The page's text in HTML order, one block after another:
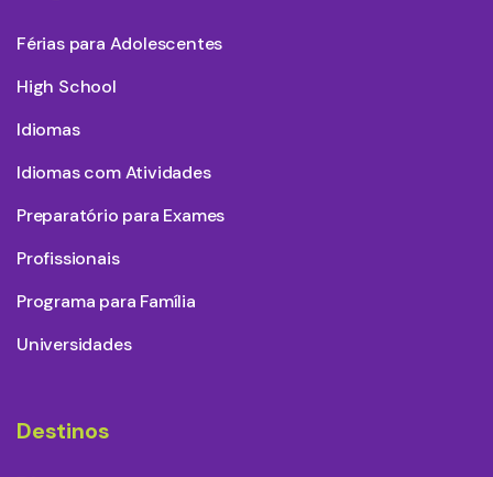
Férias para Adolescentes
High School
Idiomas
Idiomas com Atividades
Preparatório para Exames
Profissionais
Programa para Família
Universidades
Destinos